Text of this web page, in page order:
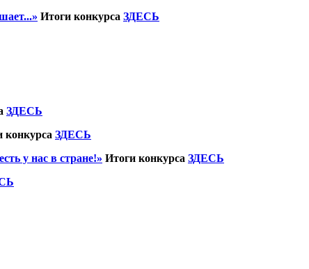
Итоги конкурса ЗДЕСЬ
ЗДЕСЬ
конкурса ЗДЕСЬ
у нас в стране!» Итоги конкурса ЗДЕСЬ